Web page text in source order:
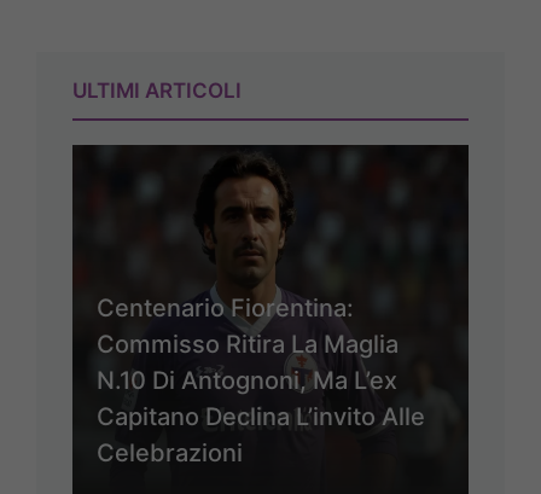
ULTIMI ARTICOLI
Centenario Fiorentina:
Commisso Ritira La Maglia
N.10 Di Antognoni, Ma L’ex
Capitano Declina L’invito Alle
Celebrazioni